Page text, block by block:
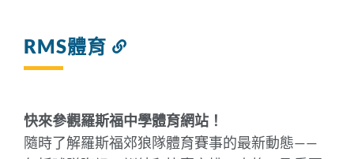
RMS體育
部
分
快來參觀羅斯福中學體育網站！
隨時了解羅斯福郊狼隊體育賽事的最新動態——